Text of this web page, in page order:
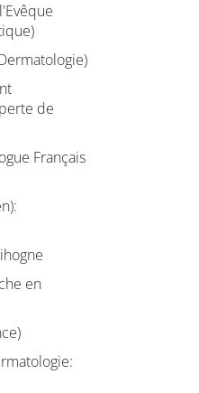
de
Français
en